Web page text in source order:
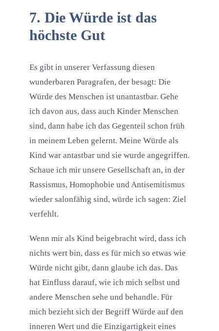
7. Die Würde ist das
höchste Gut
Es gibt in unserer Verfassung diesen
wunderbaren Paragrafen, der besagt: Die
Würde des Menschen ist unantastbar. Gehe
ich davon aus, dass auch Kinder Menschen
sind, dann habe ich das Gegenteil schon früh
in meinem Leben gelernt. Meine Würde als
Kind war antastbar und sie wurde angegriffen.
Schaue ich mir unsere Gesellschaft an, in der
Rassismus, Homophobie und Antisemitismus
wieder salonfähig sind, würde ich sagen: Ziel
verfehlt.
Wenn mir als Kind beigebracht wird, dass ich
nichts wert bin, dass es für mich so etwas wie
Würde nicht gibt, dann glaube ich das. Das
hat Einfluss darauf, wie ich mich selbst und
andere Menschen sehe und behandle. Für
mich bezieht sich der Begriff Würde auf den
inneren Wert und die Einzigartigkeit eines